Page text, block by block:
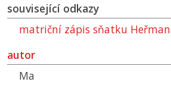
související odkazy
matriční zápis sňatku
autor
Ma